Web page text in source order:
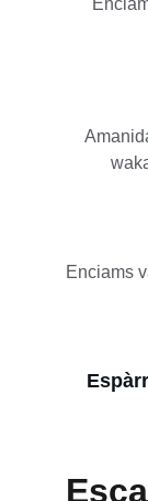
Enciams